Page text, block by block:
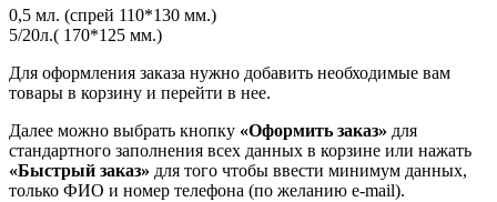
0,5 мл. (спрей 110*130 мм.)
5/20л.( 170*125 мм.)
Для оформления заказа нужно добавить необходимые вам
товары в корзину и перейти в нее.
Далее можно выбрать кнопку «Оформить заказ» для
стандартного заполнения всех данных в корзине или нажать
«Быстрый заказ» для того чтобы ввести минимум данных,
только ФИО и номер телефона (по желанию e-mail).